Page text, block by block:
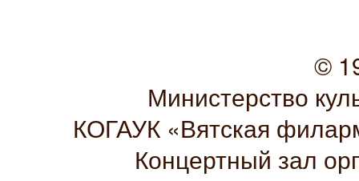
©
Министерство
КОГАУК «Вятская
Концертный зал